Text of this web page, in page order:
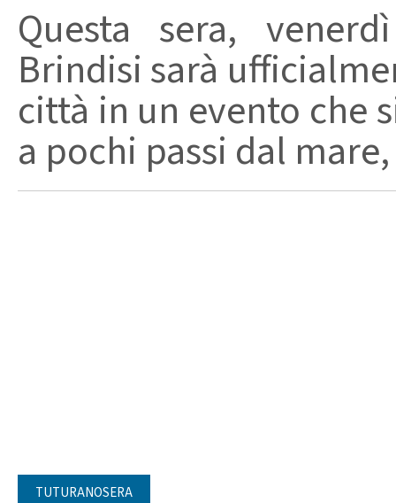
Questa sera,
Brindisi sarà
città in un evento che
a pochi passi dal
TUTURANOSERA